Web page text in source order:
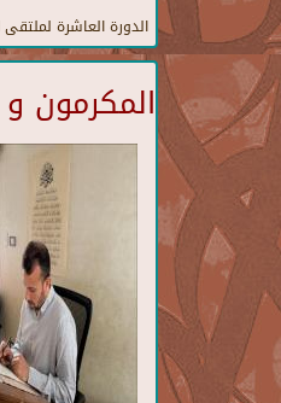
الدورة العاشرة
المكرمون